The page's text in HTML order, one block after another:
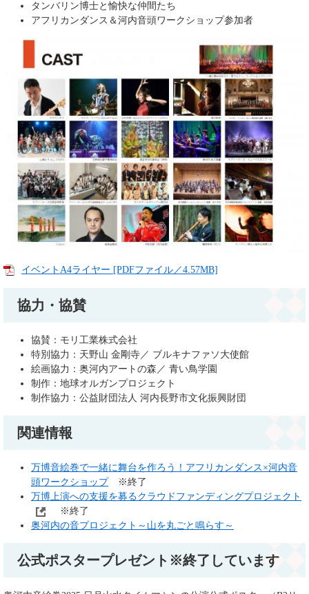
タンバリン博士と愉快な仲間たち
アフリカンダンス＆河内音頭ワークショップ参加者
イベントA4ライヤー [PDFファイル／4.57MB]
協力・協賛
協賛：モリ工業株式会社
特別協力：天野山 金剛寺／ ブルキナファソ大使館
絵画協力：奥河内アートの森／ 青い鳥学園
制作：地球オルガンプロジェクト
制作協力：公益財団法人 河内長野市文化振興財団
関連情報
万博音絵巻で一緒に舞台を作ろう！アフリカンダンス×河内音
頭ワークショップ※終了
万博上演への支援を募るクラウドファンディングプロジェクト
※終了
奥河内の音プロジェクト～山を丸ごと鳴らす～
公式ポスタープレゼント※終了しています